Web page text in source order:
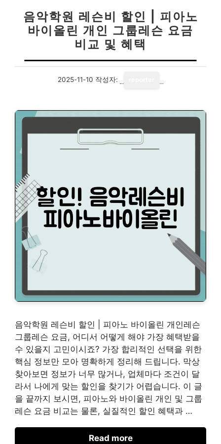
음악학원 레슨비 할인 | 피아노
바이올린 개인 그룹레슨 요금
비교 및 혜택
2025-11-10 작성자:
음악학원 레슨비 할인 | 피아노 바이올린 개인레슨
그룹레슨 요금, 어디서 어떻게 해야 가장 혜택받을
수 있을지 고민이시죠? 가장 합리적인 선택을 위한
핵심 정보만 모아 명확하게 정리해 드립니다. 막상
찾아보면 정보가 너무 많거나, 업체마다 조건이 달
라서 나에게 맞는 할인을 찾기가 어렵습니다. 이 글
을 끝까지 보시면, 피아노와 바이올린 개인 및 그룹
레슨 요금 비교는 물론, 실질적인 할인 혜택과 …
Read more